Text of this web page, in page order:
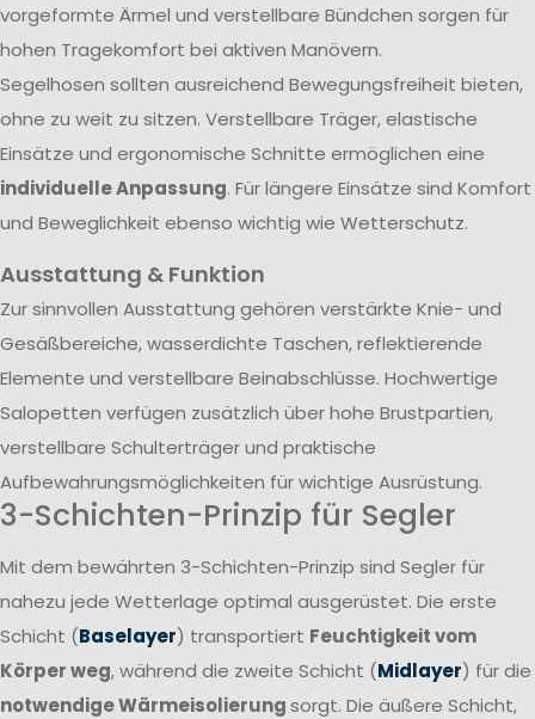
vorgeformte Ärmel und verstellbare Bündchen sorgen für
hohen Tragekomfort bei aktiven Manövern.
Segelhosen sollten ausreichend Bewegungsfreiheit bieten,
ohne zu weit zu sitzen. Verstellbare Träger, elastische
Einsätze und ergonomische Schnitte ermöglichen eine
individuelle Anpassung. Für längere Einsätze sind Komfort
und Beweglichkeit ebenso wichtig wie Wetterschutz.
Ausstattung & Funktion
Zur sinnvollen Ausstattung gehören verstärkte Knie- und
Gesäßbereiche, wasserdichte Taschen, reflektierende
Elemente und verstellbare Beinabschlüsse. Hochwertige
Salopetten verfügen zusätzlich über hohe Brustpartien,
verstellbare Schulterträger und praktische
Aufbewahrungsmöglichkeiten für wichtige Ausrüstung.
3-Schichten-Prinzip für Segler
Mit dem bewährten 3-Schichten-Prinzip sind Segler für
nahezu jede Wetterlage optimal ausgerüstet. Die erste
Schicht (Baselayer) transportiert Feuchtigkeit vom
Körper weg, während die zweite Schicht (Midlayer) für die
notwendige Wärmeisolierungsorgt. Die äußere Schicht,